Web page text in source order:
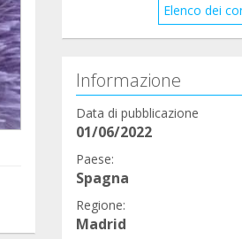
Elenco dei
Informazione
Data di pubblicazione
01/06/2022
Paese:
Spagna
Regione:
Madrid